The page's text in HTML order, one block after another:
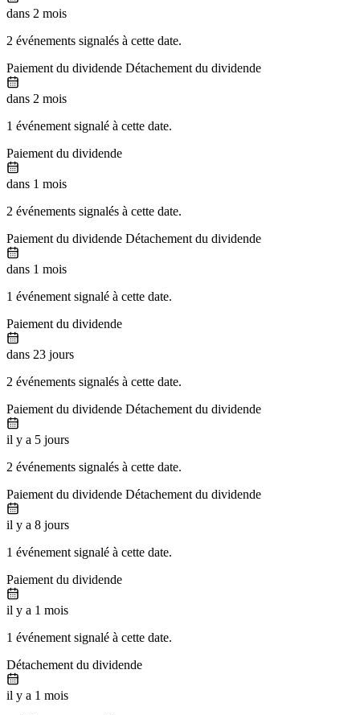
dans 2 mois
2 événements signalés à cette date.
Paiement du dividende Détachement du dividende
dans 2 mois
1 événement signalé à cette date.
Paiement du dividende
dans 1 mois
2 événements signalés à cette date.
Paiement du dividende Détachement du dividende
dans 1 mois
1 événement signalé à cette date.
Paiement du dividende
dans 23 jours
2 événements signalés à cette date.
Paiement du dividende Détachement du dividende
il y a 5 jours
2 événements signalés à cette date.
Paiement du dividende Détachement du dividende
il y a 8 jours
1 événement signalé à cette date.
Paiement du dividende
il y a 1 mois
1 événement signalé à cette date.
Détachement du dividende
il y a 1 mois